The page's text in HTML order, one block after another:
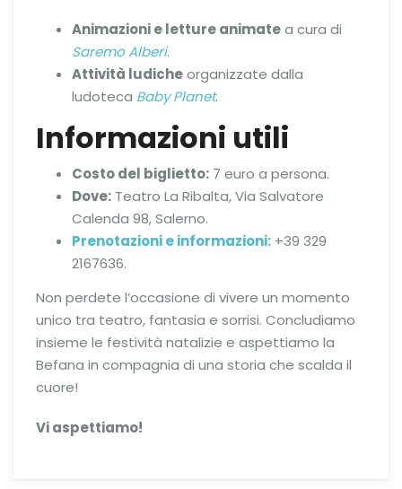
Animazioni e letture animatea cura di
Saremo Alberi.
Attività ludicheorganizzate dalla
ludoteca Baby Planet.
Informazioni utili
Costo del biglietto: 7 euro a persona.
Dove: Teatro La Ribalta, Via Salvatore
Calenda 98, Salerno.
Prenotazioni e informazioni: +39 329
2167636.
Non perdete l’occasione di vivere un momento
unico tra teatro, fantasia e sorrisi. Concludiamo
insieme le festività natalizie e aspettiamo la
Befana in compagnia di una storia che scalda il
cuore!
Vi aspettiamo!